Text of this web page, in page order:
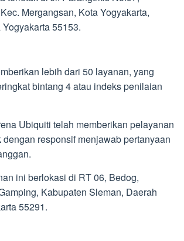
Mergangsan, Kota Yogyakarta,
55153.
lebih dari 50 layanan, yang
bintang 4 atau indeks penilaian
Ubiquiti telah memberikan pelayanan
responsif menjawab pertanyaan
ini berlokasi di RT 06, Bedog,
Kabupaten Sleman, Daerah
55291.